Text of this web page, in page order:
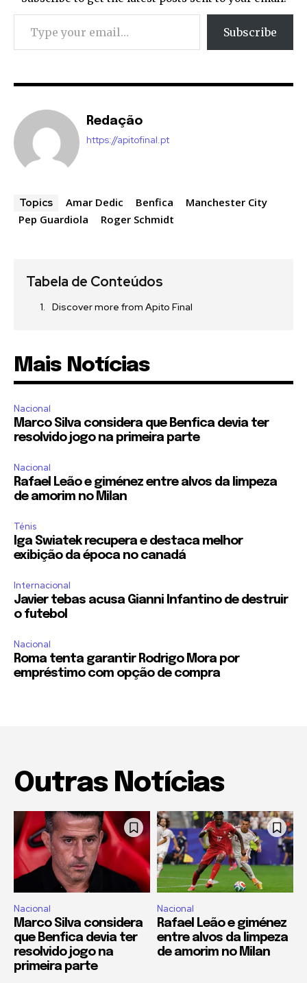
Type your email…
Subscribe
Redação
https://apitofinal.pt
Topics Amar Dedic Benfica
Manchester City
Pep Guardiola
Roger Schmidt
Tabela de Conteúdos
Discover more from Apito Final
Mais Notícias
Nacional
Marco Silva considera que Benfica devia ter
resolvido jogo na primeira parte
Nacional
Rafael Leão e giménez entre alvos da limpeza
de amorim no Milan
Ténis
Iga Swiatek recupera e destaca melhor
exibição da época no canadá
Internacional
Javier tebas acusa Gianni Infantino de destruir
o futebol
Nacional
Roma tenta garantir Rodrigo Mora por
empréstimo com opção de compra
Outras Notícias
Nacional
Marco Silva considera
que Benfica devia ter
resolvido jogo na
primeira parte
Nacional
Rafael Leão e giménez
entre alvos da limpeza
de amorim no Milan